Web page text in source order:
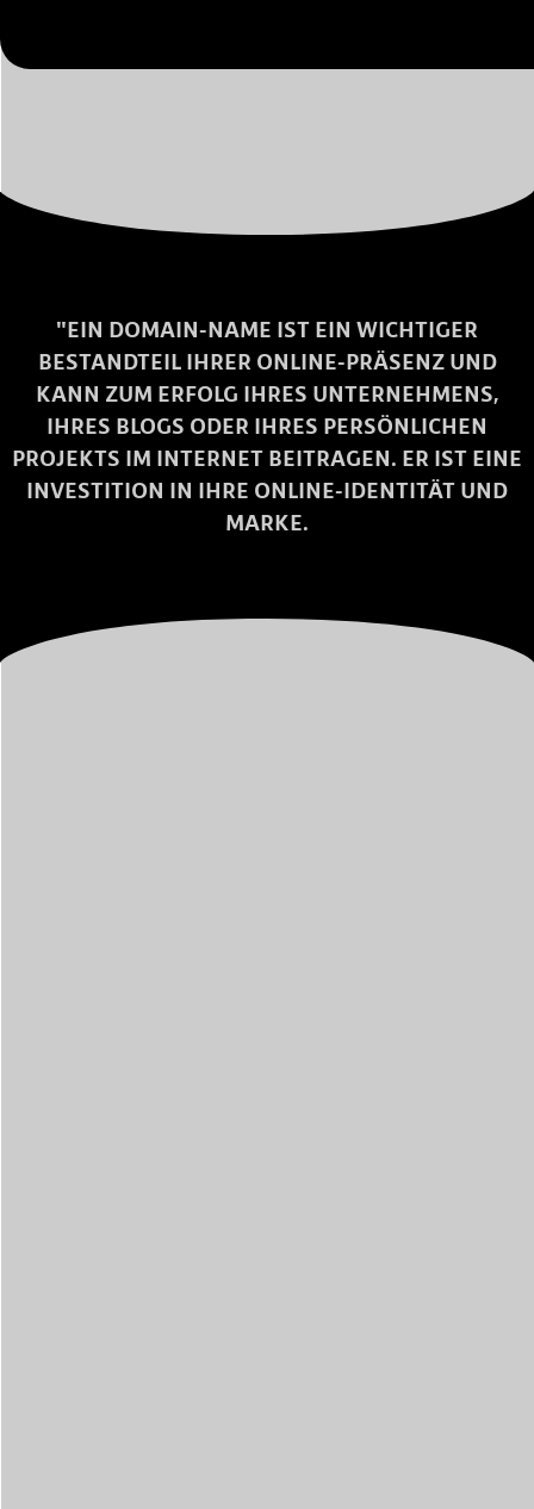
"EIN DOMAIN-NAME IST EIN WICHTIGER
BESTANDTEIL IHRER ONLINE-PRÄSENZ UND
KANN ZUM ERFOLG IHRES UNTERNEHMENS,
IHRES BLOGS ODER IHRES PERSÖNLICHEN
PROJEKTS IM INTERNET BEITRAGEN. ER IST EINE
INVESTITION IN IHRE ONLINE-IDENTITÄT UND
MARKE.